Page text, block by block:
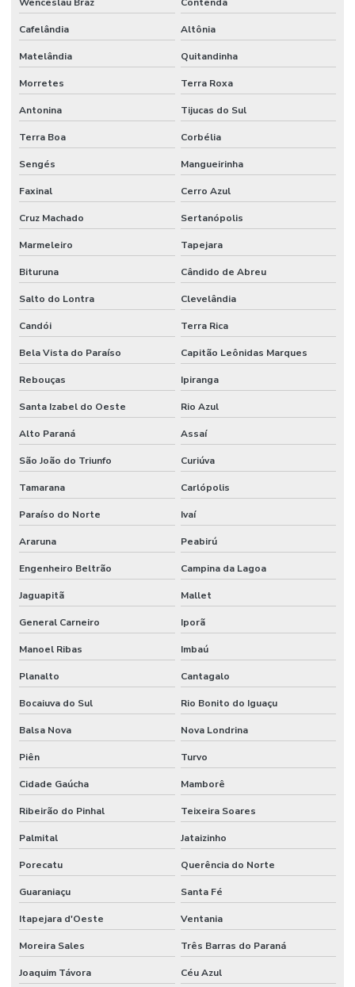
Cafelândia Altônia
Matelândia Quitandinha
Morretes Terra Roxa
Antonina Tijucas do Sul
Terra Boa Corbélia
Sengés Mangueirinha
Faxinal Cerro Azul
Cruz Machado Sertanópolis
Marmeleiro Tapejara
Bituruna Cândido de Abreu
Salto do Lontra Clevelândia
Candói Terra Rica
Bela Vista do Paraíso Capitão Leônidas Marques
Rebouças Ipiranga
Santa Izabel do Oeste Rio Azul
Alto Paraná Assaí
São João do Triunfo Curiúva
Tamarana Carlópolis
Paraíso do Norte Ivaí
Araruna Peabirú
Engenheiro Beltrão Campina da Lagoa
Jaguapitã Mallet
General Carneiro Iporã
Manoel Ribas Imbaú
Planalto Cantagalo
Bocaiuva do Sul Rio Bonito do Iguaçu
Balsa Nova Nova Londrina
Piên Turvo
Cidade Gaúcha Mamborê
Ribeirão do Pinhal Teixeira Soares
Palmital Jataizinho
Porecatu Querência do Norte
Guaraniaçu Santa Fé
Itapejara d'Oeste Ventania
Moreira Sales Três Barras do Paraná
Joaquim Távora Céu Azul